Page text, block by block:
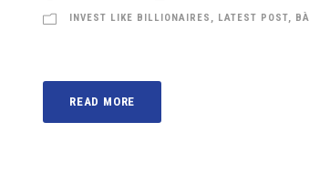
INVEST LIKE BILLIONAIRES , LATEST POST,
READ MORE